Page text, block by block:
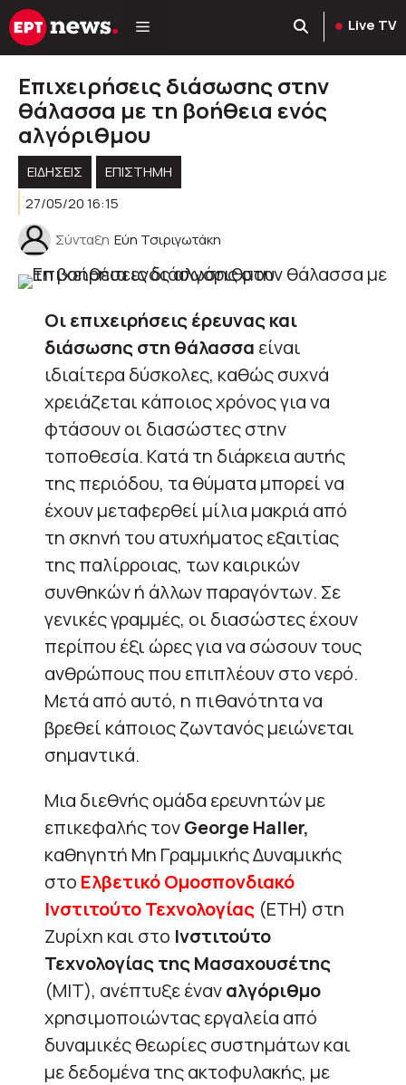
Μετάβαση
σε
Live TV
Επιχειρήσεις διάσωσης στην
θάλασσα με τη βοήθεια ενός
αλγόριθμου
ΕΙΔΗΣΕΙΣ
ΕΠΙΣΤΗΜΗ
27/05/20 16:15
Σύνταξη Εύη Τσιριγωτάκη
Οι επιχειρήσεις έρευνας και
διάσωσης στη θάλασσα είναι
ιδιαίτερα δύσκολες, καθώς συχνά
χρειάζεται κάποιος χρόνος για να
φτάσουν οι διασώστες στην
τοποθεσία. Κατά τη διάρκεια αυτής
της περιόδου, τα θύματα μπορεί να
έχουν μεταφερθεί μίλια μακριά από
τη σκηνή του ατυχήματος εξαιτίας
της παλίρροιας, των καιρικών
συνθηκών ή άλλων παραγόντων. Σε
γενικές γραμμές, οι διασώστες έχουν
περίπου έξι ώρες για να σώσουν τους
ανθρώπους που επιπλέουν στο νερό.
Μετά από αυτό, η πιθανότητα να
βρεθεί κάποιος ζωντανός μειώνεται
σημαντικά.
Μια διεθνής ομάδα ερευνητών με
επικεφαλής τονGeorge Haller,
καθηγητή Μη Γραμμικής Δυναμικής
στο Ελβετικό Ομοσπονδιακό
Ινστιτούτο Τεχνολογίας (ETH) στη
Ζυρίχη και στο Ινστιτούτο
Τεχνολογίας της Μασαχουσέτης
(MIT), ανέπτυξε έναναλγόριθμο
χρησιμοποιώντας εργαλεία από
δυναμικές θεωρίες συστημάτων και
με δεδομένα της ακτοφυλακής, με